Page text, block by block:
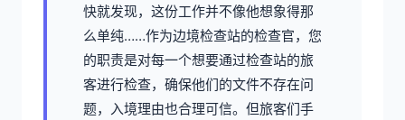
快就发现，这份工作并不像他想象得那
么单纯……作为边境检查站的检查官，您
的职责是对每一个想要通过检查站的旅
客进行检查，确保他们的文件不存在问
题，入境理由也合理可信。但旅客们手